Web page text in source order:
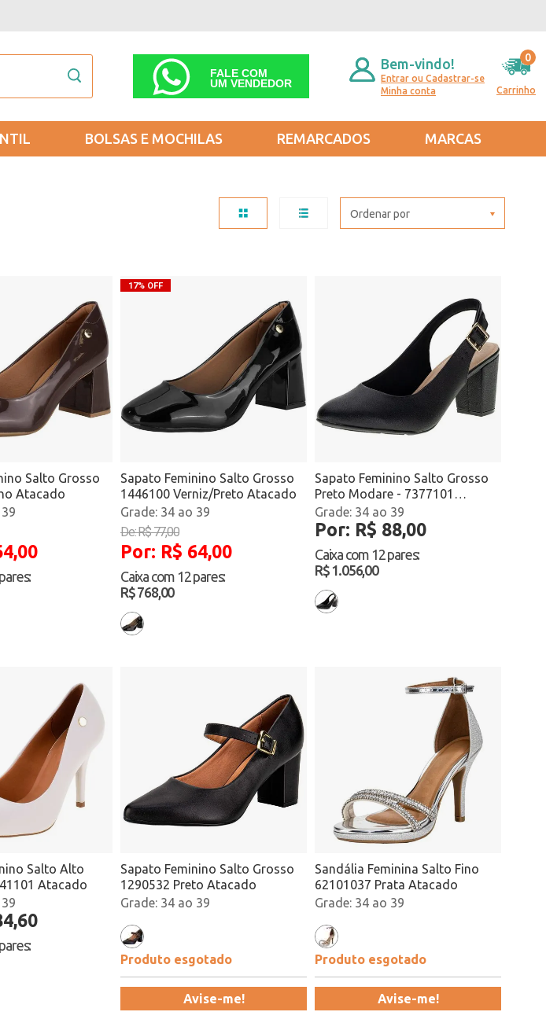
FALE COM
UM VENDEDOR
Bem-vindo!
Entrar ou Cadastrar-se
Minha conta
Carrinho
0
BOLSAS E MOCHILAS REMARCADOS MARCAS
Ordenar por
Salto Grosso
Atacado
:
Sapato Feminino Salto Grosso
1446100 Verniz/Preto Atacado
34 ao 39
De: R$ 77,00
Por: R$ 64,00
Caixa com 12 pares:
R$ 768,00
17% OFF
Sapato Feminino Salto Grosso
Preto Modare - 7377101
Atacado34 ao 39
Por: R$ 88,00
Caixa com 12 pares:
R$ 1.056,00
Salto Alto
Atacado
:
Sapato Feminino Salto Grosso
1290532 Preto Atacado
34 ao 39
Produto esgotado
Avise-me!
Sandália Feminina Salto Fino
62101037 Prata Atacado
34 ao 39
Produto esgotado
Avise-me!